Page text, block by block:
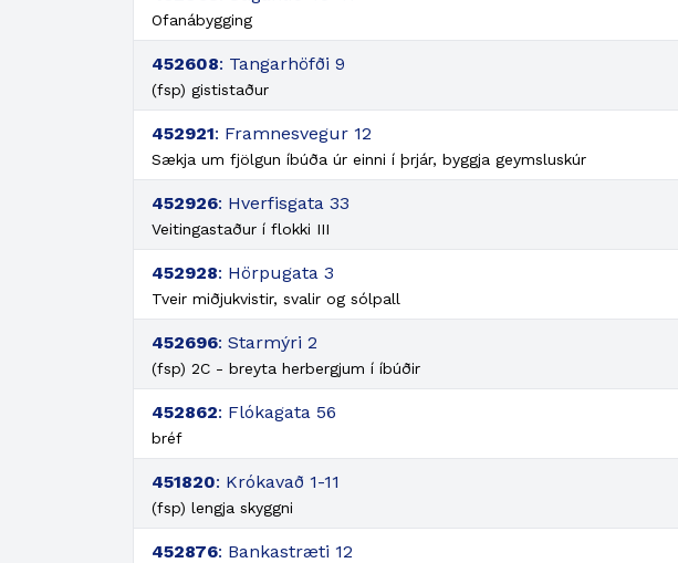
Ofanábygging
452608: Tangarhöfði 9
(fsp) gististaður
452921: Framnesvegur 12
Sækja um fjölgun íbúða úr einni í þrjár, byggja geymsluskúr
452926: Hverfisgata 33
Veitingastaður í flokki III
452928: Hörpugata 3
Tveir miðjukvistir, svalir og sólpall
452696: Starmýri 2
(fsp) 2C - breyta herbergjum í íbúðir
452862: Flókagata 56
bréf
451820: Krókavað 1-11
(fsp) lengja skyggni
452876: Bankastræti 12